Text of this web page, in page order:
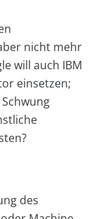
nicht mehr
will auch IBM
einsetzen;
des